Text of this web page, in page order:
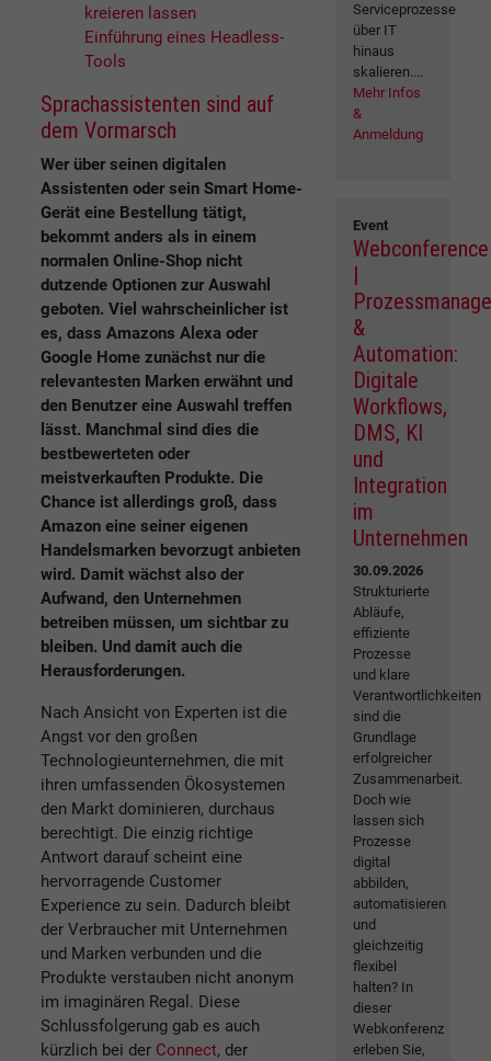
kreieren lassen
Einführung eines Headless-
Tools
Sprachassistenten sind auf
dem Vormarsch
Wer über seinen digitalen
Assistenten oder sein Smart Home-
Gerät eine Bestellung tätigt,
bekommt anders als in einem
normalen Online-Shop nicht
dutzende Optionen zur Auswahl
geboten. Viel wahrscheinlicher ist
es, dass Amazons Alexa oder
Google Home zunächst nur die
relevantesten Marken erwähnt und
den Benutzer eine Auswahl treffen
lässt. Manchmal sind dies die
bestbewerteten oder
meistverkauften Produkte. Die
Chance ist allerdings groß, dass
Amazon eine seiner eigenen
Handelsmarken bevorzugt anbieten
wird. Damit wächst also der
Aufwand, den Unternehmen
betreiben müssen, um sichtbar zu
bleiben. Und damit auch die
Herausforderungen.
Nach Ansicht von Experten ist die
Angst vor den großen
Technologieunternehmen, die mit
ihren umfassenden Ökosystemen
den Markt dominieren, durchaus
berechtigt. Die einzig richtige
Antwort darauf scheint eine
hervorragende Customer
Experience zu sein. Dadurch bleibt
der Verbraucher mit Unternehmen
und Marken verbunden und die
Produkte verstauben nicht anonym
im imaginären Regal. Diese
Schlussfolgerung gab es auch
kürzlich bei der Connect, der
Serviceprozesse
über IT
hinaus
skalieren....
Mehr Infos
&
Anmeldung
Event
Webconference
|
&
Automation:
Digitale
Workflows,
DMS, KI
und
Integration
im
Unternehmen
30.09.2026
Strukturierte
Abläufe,
effiziente
Prozesse
und klare
Verantwortlichkeiten
sind die
Grundlage
erfolgreicher
Zusammenarbeit.
Doch wie
lassen sich
Prozesse
digital
abbilden,
automatisieren
und
gleichzeitig
flexibel
halten? In
dieser
Webkonferenz
erleben Sie,